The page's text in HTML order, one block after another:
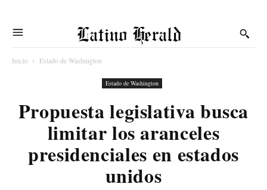
Latino Herald
Inicio Estado de Washington
Estado de Washington
Propuesta legislativa busca
limitar los aranceles
presidenciales en estados
unidos